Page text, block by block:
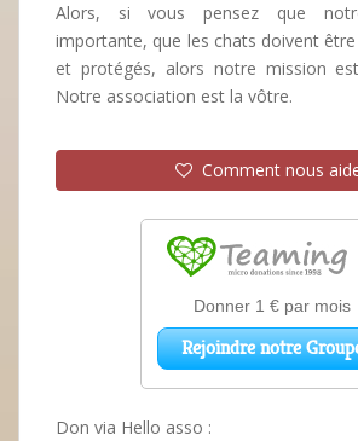
Alors, si vous pensez que
importante, que les chats doivent
et protégés, alors notre mission
Notre association est la vôtre.
Comment nous
Don via Hello asso :